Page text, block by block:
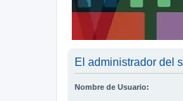
El administrador del
Nombre de Usuario: